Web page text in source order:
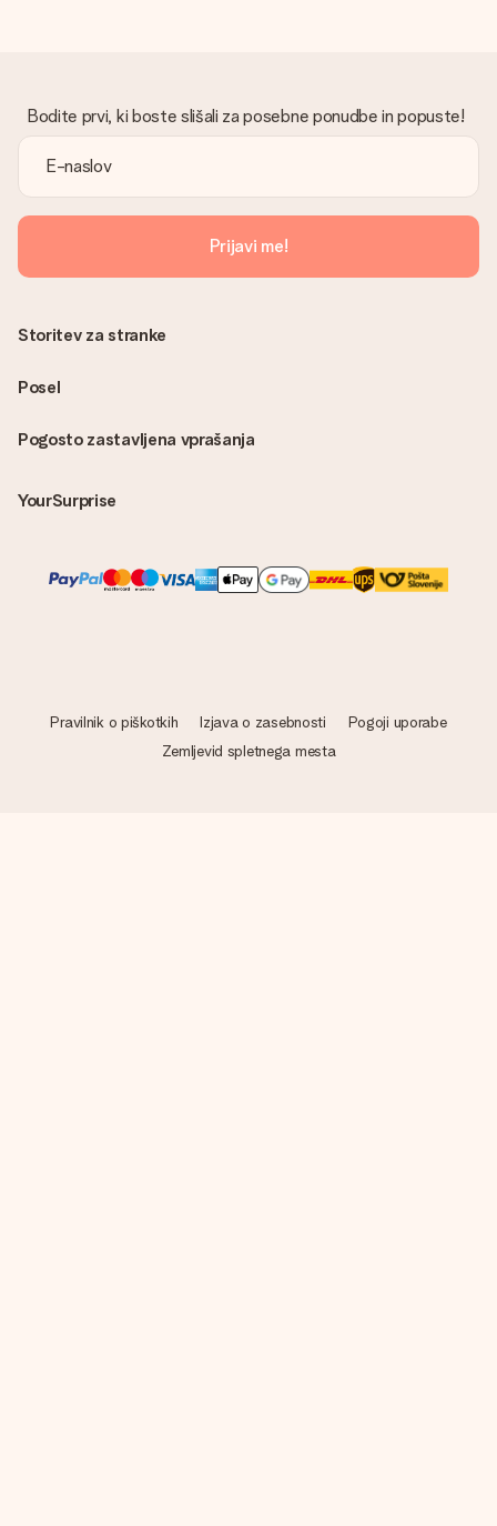
Bodite prvi, ki boste slišali za posebne ponudbe in popuste!
Prijavi me!
Pogosto zastavljena vprašanja
YourSurprise
Storitev za stranke
Posel
Pravilnik o piškotkih Izjava o zasebnosti
Pogoji uporabe
Zemljevid spletnega mesta